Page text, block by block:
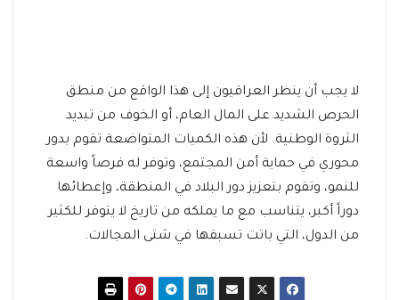
لا يجب أن ينظر العراقيون إلى هذا الواقع من منطق
الحرص الشديد على المال العام، أو الخوف من تبديد
الثروة الوطنية. لأن هذه الكميات المتواضعة تقوم بدور
محوري في حماية أمن المجتمع، وتوفر له فرصاً واسعة
للنمو، وتقوم بتعزيز دور البلاد في المنطقة، وإعطائها
دوراً أكبر، يتناسب مع ما يملكه من تاريخ لا يتوفر للكثير
من الدول، التي باتت تسبقها في شتى المجالات.